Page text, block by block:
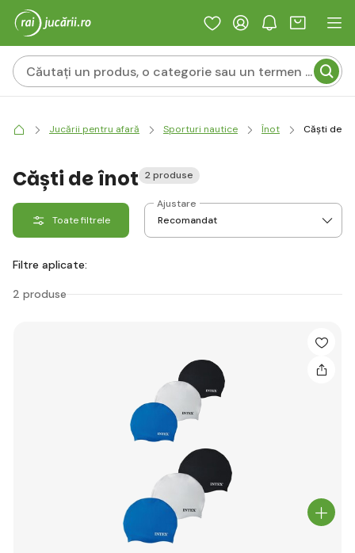
Jucării pentru afară Sporturi nautice Înot Căști de
Căști de înot 2 produse
Toate filtrele
Ajustare
Filtre aplicate:
2 produse